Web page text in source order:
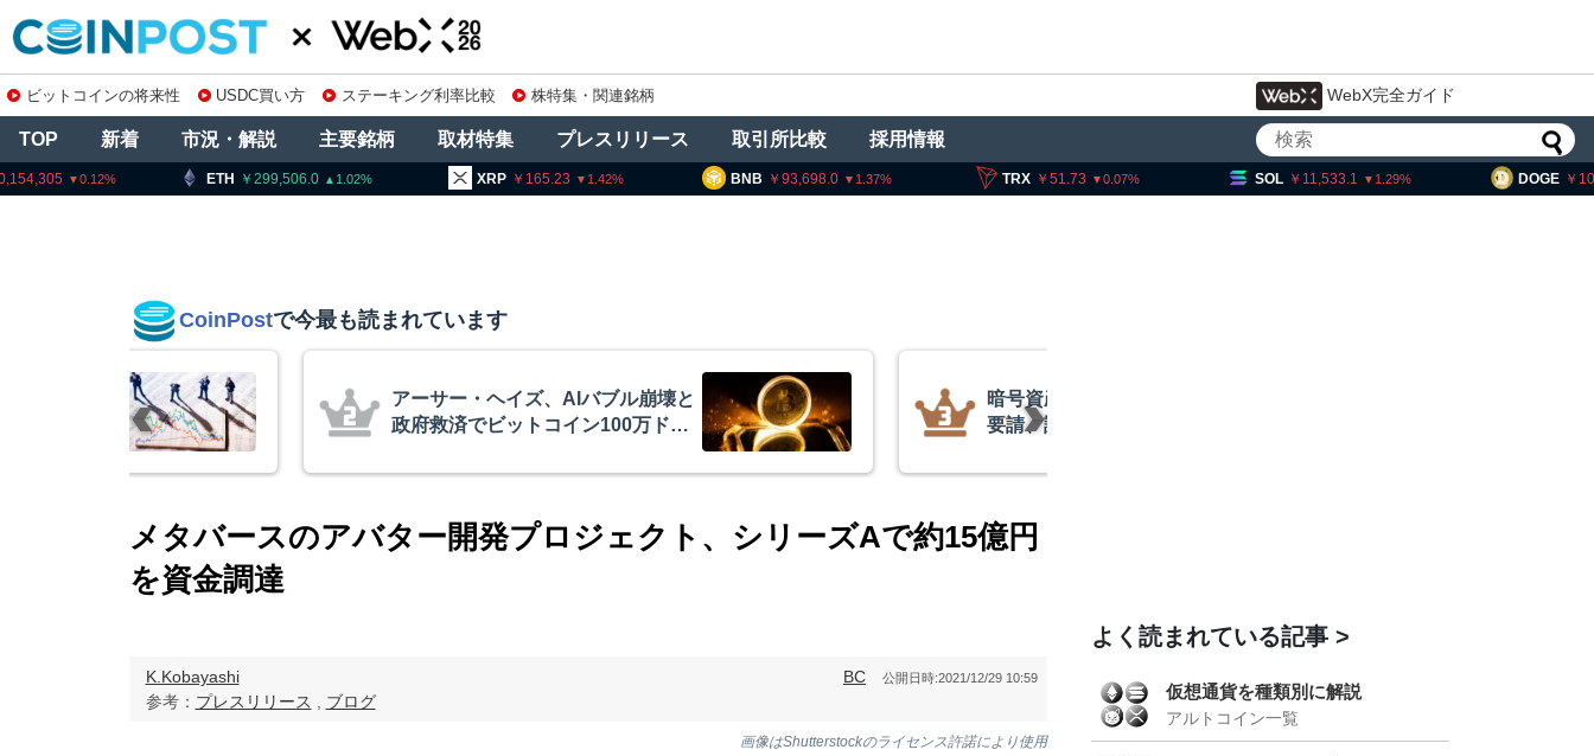
ビットコインの将来性 USDC買い方 ステーキング利率比較 株特集・関連銘柄 WebX完全ガイド
TOP 新着 市況・解説 主要銘柄 取材特集 プレスリリース 取引所比較 採用情報
ETH 299,506.0 XRP 165.23 BNB 93,698.0 TRX 51.73 SOL 11,533.1 DOGE 10.84
CoinPostで今最も読まれています
ビットコイン・イーサリアム・
XRP、「弱気相場の最終段階に典型
暗号資産交換業者に出庫制限強化を
要請、詐欺被害防止へ 金融庁と警
メタバースのアバター開発プロジェクト、シリーズAで約15億円
を資金調達
K.Kobayashi
参考： プレスリリース ブログ
BC 公開日時:2021/12/29 10:59
画像はShutterstockのライセンス許諾により使用
よく読まれている記事
仮想通貨を種類別に解説
アルトコイン一覧